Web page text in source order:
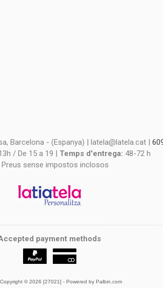
Barcelona - (Espanya) | latela@latela.cat |
/ De 15 a 19 | Temps d'entrega: 48-72 h
sense impostos inclosos
payment methods
© 2026 [27021] - Powered by Palbin.com